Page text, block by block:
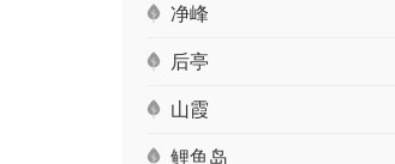
净峰
后亭
山霞
鲤鱼岛